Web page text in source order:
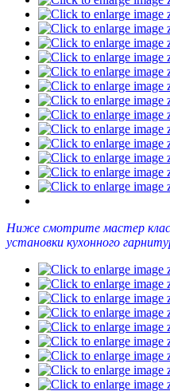
Ниже смотрите мастер
установки кухонного